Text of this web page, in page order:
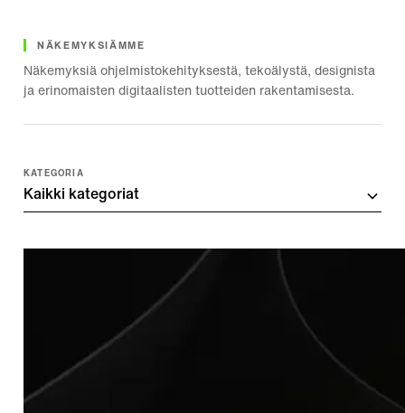
NÄKEMYKSIÄMME
Näkemyksiä ohjelmistokehityksestä, tekoälystä, designista
ja erinomaisten digitaalisten tuotteiden rakentamisesta.
KATEGORIA